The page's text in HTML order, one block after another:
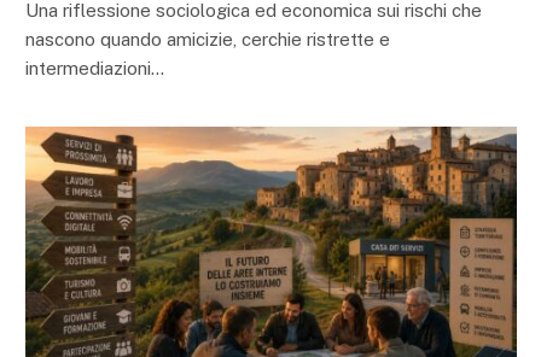
Una riflessione sociologica ed economica sui rischi che
nascono quando amicizie, cerchie ristrette e
intermediazioni…